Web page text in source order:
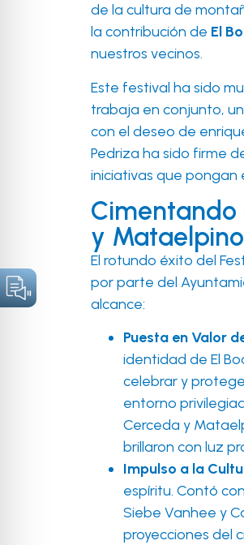
de la cultura de
la contribución de El
nuestros vecinos.
Este festival ha sido
trabaja en conjunto,
con el deseo de
Pedriza ha sido firme
iniciativas que pongan
Cimentando
y Mataelpino
El rotundo éxito del
por parte del
alcance:
Puesta en Valor
identidad de El
celebrar y
entorno
Cerceda y
brillaron con luz
Impulso a la
espíritu. Contó
Siebe Vanhee y
proyecciones del